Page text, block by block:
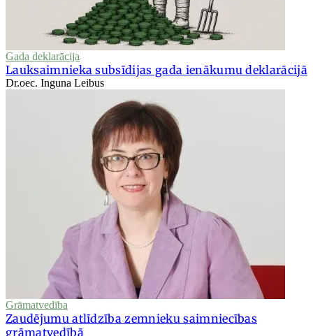
Gada deklarācija
Lauksaimnieka subsīdijas gada ienākumu deklarācijā
Dr.oec. Inguna Leibus
Grāmatvedība
Zaudējumu atlīdzība zemnieku saimniecības
grāmatvedībā